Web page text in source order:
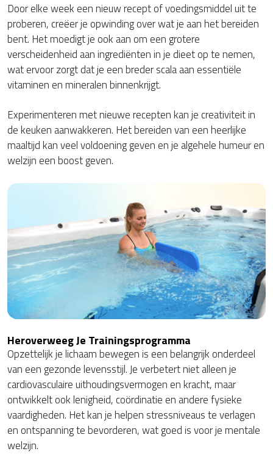
Door elke week een nieuw recept of voedingsmiddel uit te
proberen, creëer je opwinding over wat je aan het bereiden
bent. Het moedigt je ook aan om een grotere
verscheidenheid aan ingrediënten in je dieet op te nemen,
wat ervoor zorgt dat je een breder scala aan essentiële
vitaminen en mineralen binnenkrijgt.
Experimenteren met nieuwe recepten kan je creativiteit in
de keuken aanwakkeren. Het bereiden van een heerlijke
maaltijd kan veel voldoening geven en je algehele humeur en
welzijn een boost geven.
Heroverweeg Je Trainingsprogramma
Opzettelijk je lichaam bewegen is een belangrijk onderdeel
van een gezonde levensstijl. Je verbetert niet alleen je
cardiovasculaire uithoudingsvermogen en kracht, maar
ontwikkelt ook lenigheid, coördinatie en andere fysieke
vaardigheden. Het kan je helpen stressniveaus te verlagen
en ontspanning te bevorderen, wat goed is voor je mentale
welzijn.